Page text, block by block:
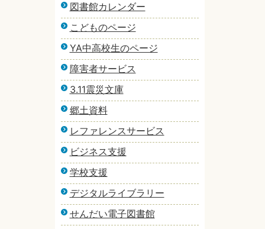
図書館カレンダー
こどものページ
YA中高校生のページ
障害者サービス
3.11震災文庫
郷土資料
レファレンスサービス
ビジネス支援
学校支援
デジタルライブラリー
せんだい電子図書館